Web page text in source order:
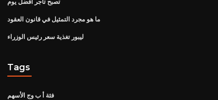
ما هو مجرد التمثيل في قانون العقود
ليبور تغذية سعر رئيس الوزراء
Tags
فئة أ ب وج الأسهم